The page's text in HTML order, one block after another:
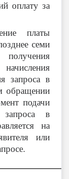
оплату за
платы
семи
запроса в
обращении
подачи
в
на
или